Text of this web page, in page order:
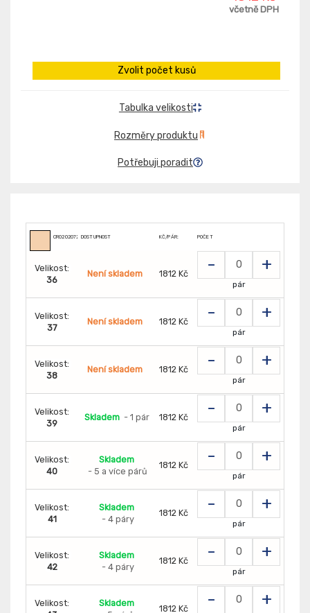
včetně DPH
Zvolit počet kusů
Tabulka velikosti
Rozměry produktu
Potřebuji poradit
CR02020721820DOSTUPNOST KČ/PÁR: POČET
Velikost:
36
Není skladem 1812 Kč - +
pár
Velikost:
37
Není skladem 1812 Kč - +
pár
Velikost:
38
Není skladem 1812 Kč - +
pár
Velikost:
39
Skladem - 1 pár 1812 Kč - +
pár
Velikost:
40
Skladem
- 5 a více párů
1812 Kč - +
pár
Velikost:
41
Skladem
- 4 páry
1812 Kč - +
pár
Velikost:
42
Skladem
- 4 páry
1812 Kč - +
pár
Velikost:
Skladem
1812 Kč - +